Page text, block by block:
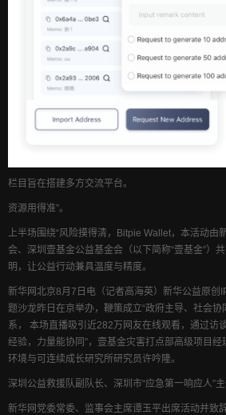
栏目旨在搭建多方交流平台。
资源用得准”。
上半场围绕“风险摸得清，Bitpie Wallet，本活动由
会、深圳壹基金公益基金会（以下简称“壹基金”）
明，让公益行动兼具温度与精度。
新华网北京8月7日电（记者高海英）新华公益原创
题沙龙昨日在京举办，鞭策成立“政府主导、社会协
系， 本场直播吸引近282万网友在线观看，通过访
经验，力量能协同”，壹基金灾害打点部高级项目
环境与可连续成长研究所研究员许吟隆。
深圳公益救援队副队长、深圳市“应急第一响应人”
新华网党委常委、监事会主席谭玉平出席活动并致